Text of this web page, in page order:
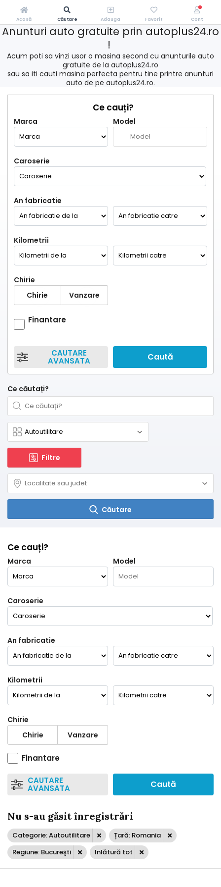
Anunturi auto gratuite prin autoplus24.ro
!
Acum poti sa vinzi usor o masina second cu anunturile auto
gratuite de la autoplus24.ro
sau sa iti cauti masina perfecta pentru tine printre anunturi
auto de pe autoplus24.ro.
Ce cauți?
Marca Model
Caroserie
An fabricatie
Kilometrii
Chirie
Chirie
Vanzare
Finantare
CAUTARE
AVANSATA Caută
Ce căutați?
Filtre
Căutare
Ce cauți?
Marca Model
Caroserie
An fabricatie
Kilometrii
Chirie
Chirie
Vanzare
Finantare
CAUTARE
AVANSATA Caută
Nu s-au găsit înregistrări
Categorie: Autoutilitare
Țară: Romania
Regiune: Bucureşti
Inlătură tot
Acasă Căutare Adauga Favorit Cont